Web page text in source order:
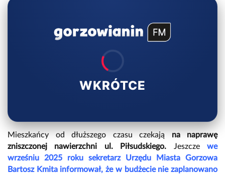
WKRÓTCE
Mieszkańcy od dłuższego czasu czekają na naprawę
zniszczonej nawierzchni ul. Piłsudskiego. Jeszczewe
wrześniu 2025 roku sekretarz Urzędu Miasta Gorzowa
Bartosz Kmita informował, że w budżecie nie zaplanowano